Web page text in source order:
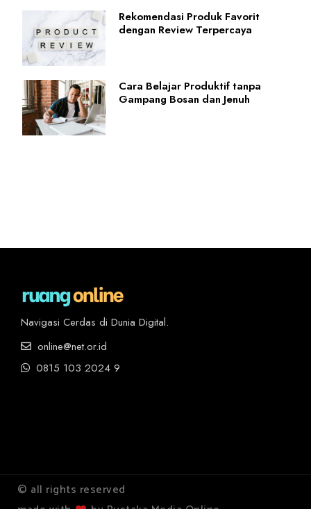
Rekomendasi Produk Favorit
dengan Review Terpercaya
Cara Belajar Produktif tanpa
Gampang Bosan dan Jenuh
Navigasi Cerdas di Dunia Digital.
online@net.or.id
0815 103 2024 9
© all rights reserved